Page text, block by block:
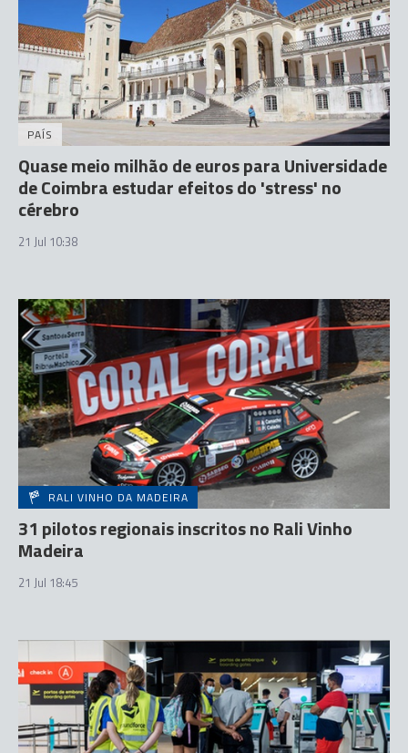
PAÍS
Quase meio milhão de euros para Universidade
de Coimbra estudar efeitos do 'stress' no
cérebro
21 Jul 10:38
RALI VINHO DA MADEIRA
31 pilotos regionais inscritos no Rali Vinho
Madeira
21 Jul 18:45